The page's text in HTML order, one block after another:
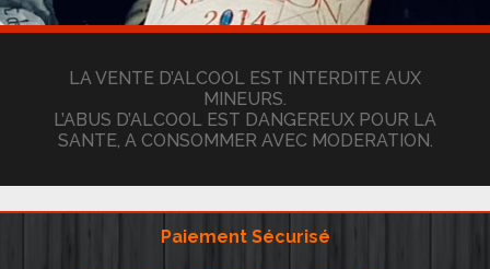
LA VENTE D’ALCOOL EST INTERDITE AUX
MINEURS.
L’ABUS D’ALCOOL EST DANGEREUX POUR LA
SANTE, A CONSOMMER AVEC MODERATION.
Paiement Sécurisé